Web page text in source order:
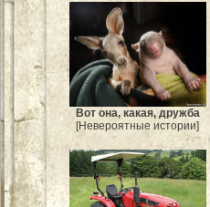
Вот она, какая, дружба
[Невероятные истории]